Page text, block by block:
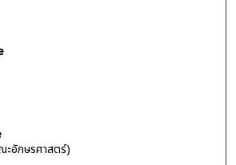
อักษรศาสตร์)